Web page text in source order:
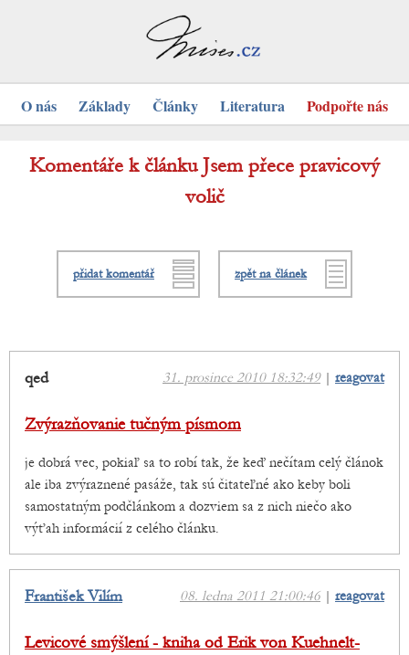
O nás Základy Články Literatura Podpořte nás
Komentáře k článku Jsem přece pravicový
volič
přidat komentář zpět na článek
31. prosince 2010 18:32:49| reagovat
qed
Zvýrazňovanie tučným písmom
je dobrá vec, pokiaľ sa to robí tak, že keď nečítam celý článok
ale iba zvýraznené pasáže, tak sú čitateľné ako keby boli
samostatným podčlánkom a dozviem sa z nich niečo ako
výťah informácií z celého článku.
08. ledna 2011 21:00:46 | reagovat
František Vilím
Levicové smýšlení - kniha od Erik von Kuehnelt-